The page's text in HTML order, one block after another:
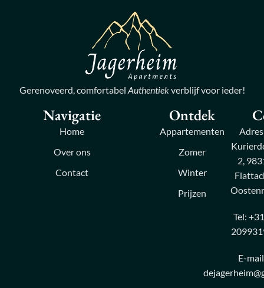
Gerenoveerd, comfortabel Authentiekverblijf voor ieder!
Navigatie
Home
Over ons
Contact
Ontdek
Appartementen
Zomer
Winter
Prijzen
2,
Tel:
E-